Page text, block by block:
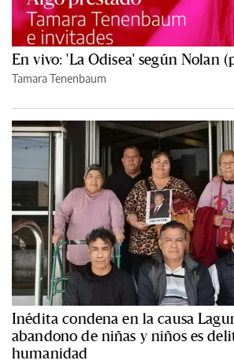
En vivo: 'La Odisea' según Nolan
Tamara Tenenbaum
Inédita condena en la causa
abandono de niñas y niños es
humanidad